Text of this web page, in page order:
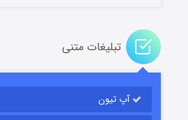
باب اسفنجی فصل
قسمت۶ (زیرنویس)
تبلیغات متنی
آپ تیون